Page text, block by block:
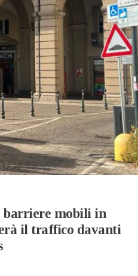
barriere mobili in
il traffico davanti